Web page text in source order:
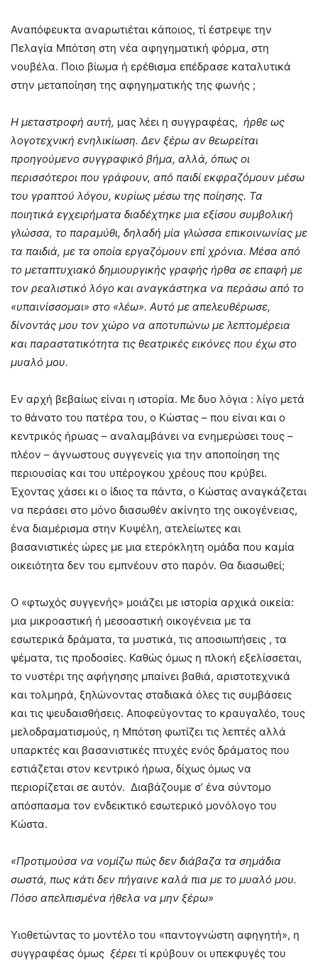
Αναπόφευκτα αναρωτιέται κάποιος, τί έστρεψε την
Πελαγία Μπότση στη νέα αφηγηματική φόρμα, στη
νουβέλα. Ποιο βίωμα ή ερέθισμα επέδρασε καταλυτικά
στην μεταποίηση της αφηγηματικής της φωνής ;
Η μεταστροφή αυτή, μας λέει η συγγραφέας, ήρθε ως
λογοτεχνική ενηλικίωση. Δεν ξέρω αν θεωρείται
προηγούμενο συγγραφικό βήμα, αλλά, όπως οι
περισσότεροι που γράφουν, από παιδί εκφραζόμουν μέσω
του γραπτού λόγου, κυρίως μέσω της ποίησης. Τα
ποιητικά εγχειρήματα διαδέχτηκε μια εξίσου συμβολική
γλώσσα, το παραμύθι, δηλαδή μία γλώσσα επικοινωνίας με
τα παιδιά, με τα οποία εργαζόμουν επί χρόνια. Μέσα από
το μεταπτυχιακό δημιουργικής γραφής ήρθα σε επαφή με
τον ρεαλιστικό λόγο και αναγκάστηκα να περάσω από το
«υπαινίσσομαι» στο «λέω». Αυτό με απελευθέρωσε,
δίνοντάς μου τον χώρο να αποτυπώνω με λεπτομέρεια
και παραστατικότητα τις θεατρικές εικόνες που έχω στο
μυαλό μου.
Εν αρχή βεβαίως είναι η ιστορία. Με δυο λόγια : λίγο μετά
το θάνατο του πατέρα του, ο Κώστας – που είναι και ο
κεντρικός ήρωας – αναλαμβάνει να ενημερώσει τους –
πλέον – άγνωστους συγγενείς για την αποποίηση της
περιουσίας και του υπέρογκου χρέους που κρύβει.
Έχοντας χάσει κι ο ίδιος τα πάντα, ο Κώστας αναγκάζεται
να περάσει στο μόνο διασωθέν ακίνητο της οικογένειας,
ένα διαμέρισμα στην Κυψέλη, ατελείωτες και
βασανιστικές ώρες με μια ετερόκλητη ομάδα που καμία
οικειότητα δεν του εμπνέουν στο παρόν. Θα διασωθεί;
Ο «φτωχός συγγενής» μοιάζει με ιστορία αρχικά οικεία:
μια μικροαστική ή μεσοαστική οικογένεια με τα
εσωτερικά δράματα, τα μυστικά, τις αποσιωπήσεις , τα
ψέματα, τις προδοσίες. Καθώς όμως η πλοκή εξελίσσεται,
το νυστέρι της αφήγησης μπαίνει βαθιά, αριστοτεχνικά
και τολμηρά, ξηλώνοντας σταδιακά όλες τις συμβάσεις
και τις ψευδαισθήσεις. Αποφεύγοντας το κραυγαλέο, τους
μελοδραματισμούς, η Μπότση φωτίζει τις λεπτές αλλά
υπαρκτές και βασανιστικές πτυχές ενός δράματος που
εστιάζεται στον κεντρικό ήρωα, δίχως όμως να
περιορίζεται σε αυτόν. Διαβάζουμε σ’ ένα σύντομο
απόσπασμα τον ενδεικτικό εσωτερικό μονόλογο του
Κώστα.
«Προτιμούσα να νομίζω πώς δεν διάβαζα τα σημάδια
σωστά, πως κάτι δεν πήγαινε καλά πια με το μυαλό μου.
Πόσο απελπισμένα ήθελα να μην ξέρω»
Υιοθετώντας το μοντέλο του «παντογνώστη αφηγητή», η
συγγραφέας όμως ξέρει τί κρύβουν οι υπεκφυγές του